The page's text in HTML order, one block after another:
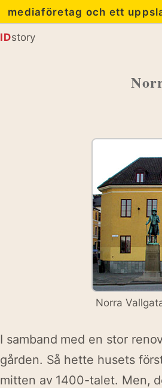
mediaföretag och ett
IDstory
Norra
I samband med en stor
gården. Så hette husets
mitten av 1400-talet. Men,